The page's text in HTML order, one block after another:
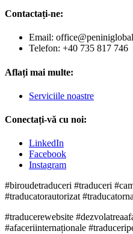
Contactați-ne:
Email:
Telefon: +40 735 817 746
Aflați mai multe:
Serviciile noastre
Conectați-vă cu noi:
LinkedIn
Facebook
Instagram
#biroudetraduceri #traduceri
#traducatorautorizat
#traducerewebsite
#afaceriinternaționale